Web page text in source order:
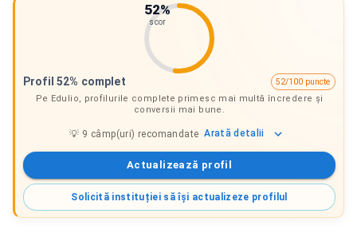
52%
scor
Profil 52% complet
52/100 puncte
Pe Edulio, profilurile complete primesc mai multă încredere și
conversii mai bune.
💡 9 câmp(uri) recomandate Arată detalii
Actualizează profil
Solicită instituției să își actualizeze profilul